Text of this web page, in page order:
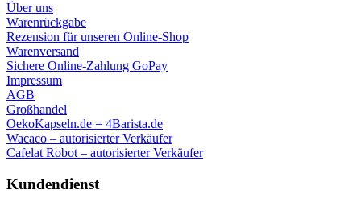
Über uns
Warenrückgabe
Rezension für unseren Online-Shop
Warenversand
Sichere Online-Zahlung GoPay
Impressum
AGB
Großhandel
OekoKapseln.de = 4Barista.de
Wacaco – autorisierter Verkäufer
Cafelat Robot – autorisierter Verkäufer
Kundendienst